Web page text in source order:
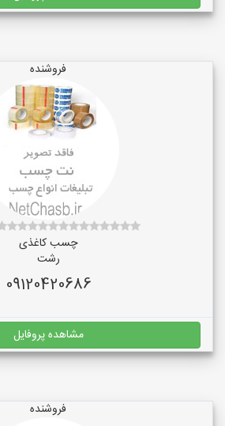
فروشنده
چسب کاغذی
رشت
09120420686
مشاهده پروفایل
فروشنده